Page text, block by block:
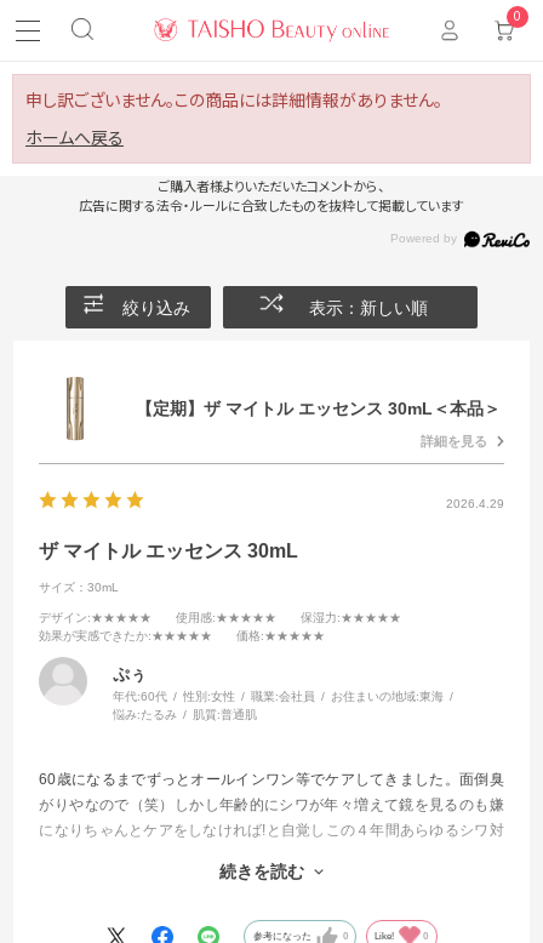
0
申し訳ございません。この商品には詳細情報がありません。
ホームへ戻る
ご購入者様よりいただいたコメントから、
広告に関する法令・ルールに合致したものを抜粋して掲載しています
絞り込み 表示：新しい順
【定期】ザ マイトル エッセンス 30mL＜本品＞
詳細を見る
2026.4.29
ザ マイトル エッセンス 30mL
サイズ：30mL
デザイン:★★★★★ 使用感:★★★★★ 保湿力:★★★★★
効果が実感できたか:★★★★★ 価格:★★★★★
ぷぅ
年代:60代 性別:女性 職業:会社員 お住まいの地域:東海
悩み:たるみ 肌質:普通肌
60歳になるまでずっとオールインワン等でケアしてきました。面倒臭
がりやなので（笑）しかし年齢的にシワが年々増えて鏡を見るのも嫌
になりちゃんとケアをしなければ!と自覚しこの４年間あらゆるシワ対
今回もそんな感じで試してみました。
もう他を試したりする事が無くなりました。
続きを読む
参考になった 0 Like! 0